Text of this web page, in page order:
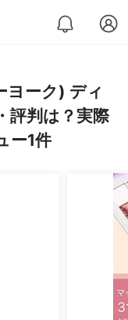
ヨーク) ディ
評判は？実際
ー1件